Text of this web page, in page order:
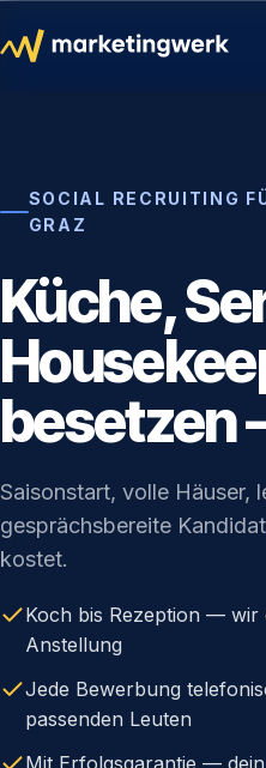
SOCIAL RECRUITING
GRAZ
Küche,
besetzen
Saisonstart, volle Häuser,
gesprächsbereite
kostet.
Koch bis Rezeption — wir
Anstellung
Jede Bewerbung
passenden Leuten
Mit Erfolgsgarantie —